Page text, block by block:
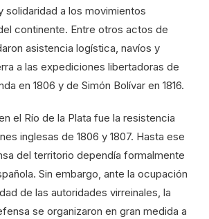
solidaridad a los movimientos
continente. Entre otros actos de
asistencia logística, navíos y
a las expediciones libertadoras de
en 1806 y de Simón Bolívar en 1816.
el Río de la Plata fue la resistencia
inglesas de 1806 y 1807. Hasta ese
del territorio dependía formalmente
Sin embargo, ante la ocupación
de las autoridades virreinales, la
se organizaron en gran medida a